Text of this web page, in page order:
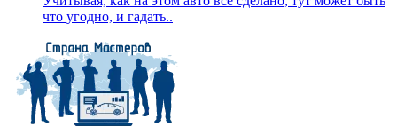
что угодно, и гадать..